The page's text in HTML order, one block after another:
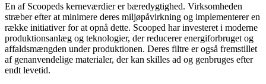
En af Scoopeds kerneværdier er bæredygtighed. Virksomheden
stræber efter at minimere deres miljøpåvirkning og implementerer en
række initiativer for at opnå dette. Scooped har investeret i moderne
produktionsanlæg og teknologier, der reducerer energiforbruget og
affaldsmængden under produktionen. Deres filtre er også fremstillet
af genanvendelige materialer, der kan skilles ad og genbruges efter
endt levetid.